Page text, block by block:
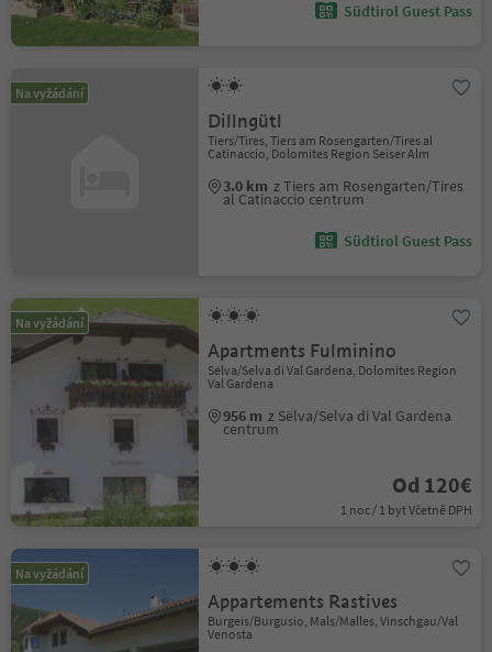
Südtirol Guest Pass
Na vyžádání
Dillngütl
Tiers/Tires, Tiers am Rosengarten/Tires al
Catinaccio, Dolomites Region Seiser Alm
3.0 km z Tiers am Rosengarten/Tires
al Catinaccio centrum
Südtirol Guest Pass
Na vyžádání
Apartments Fulminino
Sëlva/Selva di Val Gardena, Dolomites Region
Val Gardena
956 m z Sëlva/Selva di Val Gardena
centrum
Od 120€
1 noc / 1 byt Včetně DPH
Na vyžádání
Appartements Rastives
Burgeis/Burgusio, Mals/Malles, Vinschgau/Val
Venosta